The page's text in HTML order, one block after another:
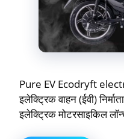
Pure EV Ecodryft
इलेक्ट्रिक वाहन (ईवी)
इलेक्ट्रिक मोटरसाइकिल